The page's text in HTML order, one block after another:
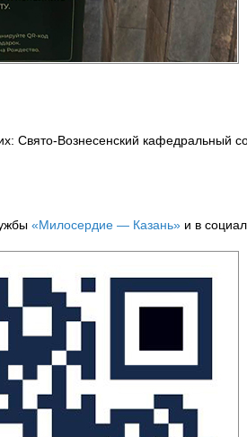
Свято-Вознесенский кафедральный
«Милосердие — Казань» и в